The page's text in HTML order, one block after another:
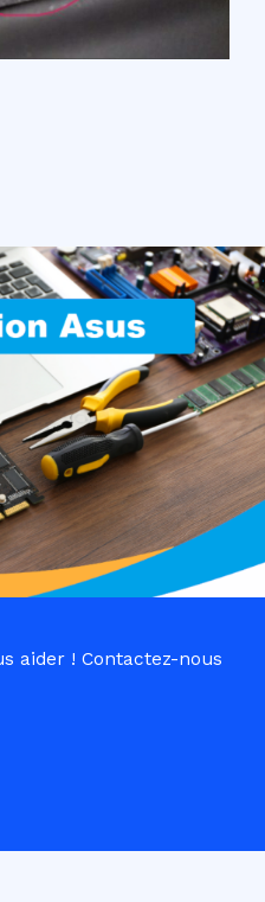
aider ! Contactez-nous